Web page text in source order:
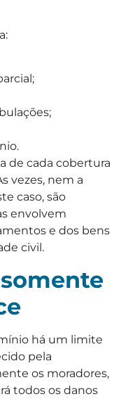
de cada cobertura
vezes, nem a
caso, são
envolvem
e dos bens
civil.
há um limite
pela
os moradores,
todos os danos